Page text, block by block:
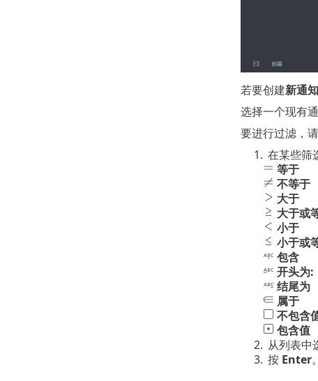
若要创建新通知
选择一个现有
要进行过滤，
1. 在某些筛
等于
不等于
大于
大于或
小于
小于或
包含
开头为:
结尾为
属于
不包含
包含值
2. 从列表中
3. 按 Enter